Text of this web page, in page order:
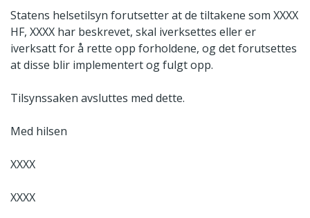
Statens helsetilsyn forutsetter at de tiltakene som XXXX
HF, XXXX har beskrevet, skal iverksettes eller er
iverksatt for å rette opp forholdene, og det forutsettes
at disse blir implementert og fulgt opp.
Tilsynssaken avsluttes med dette.
Med hilsen
XXXX
XXXX